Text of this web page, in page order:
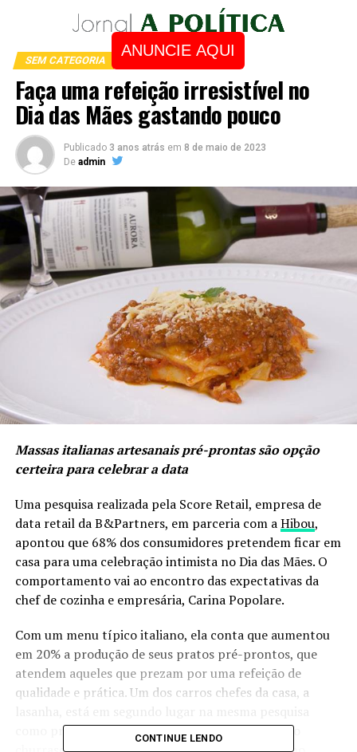
ANUNCIE AQUI
SEM CATEGORIA
Faça uma refeição irresistível no
Dia das Mães gastando pouco
Publicado 3 anos atrás em 8 de maio de 2023
De admin
Massas italianas artesanais pré-prontas são opção
certeira para celebrar a data
Uma pesquisa realizada pela Score Retail, empresa de
data retail da B&Partners, em parceria com aHibou,
apontou que 68% dos consumidores pretendem ficar em
casa para uma celebração intimista no Dia das Mães. O
comportamento vai ao encontro das expectativas da
chef de cozinha e empresária, Carina Popolare.
Com um menu típico italiano, ela conta que aumentou
em 20% a produção de seus pratos pré-prontos, que
atendem aqueles que prezam por uma refeição de
qualidade e prática. Um dos carros chefes da casa, a
como preferência dos brasileiros, atrás apenas do
CONTINUE LENDO